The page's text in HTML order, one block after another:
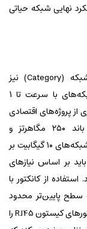
نهایی شبکه حیاتی
کانکتورهای RJ45 بر اساس دسته‌بندی کابل شبکه (Category) نیز
طبقه‌بندی می‌شوند. کانکتورهای Cat5e برای شبکه‌های با سرعت تا ۱
از پروژه‌های اقتصادی
استفاده می‌شوند. کانکتورهای Cat6 با پهنای باند ۲۵۰ مگاهرتز و
کانکتورهای Cat6a با پهنای باند ۵۰۰ مگاهرتز، برای شبکه‌های ۱۰ گیگابیت بر
بر اساس نیازهای
از کانکتور با
سطح پایین‌تر محدود
در سری LCS³، کانکتورهای کیستون RJ45 را